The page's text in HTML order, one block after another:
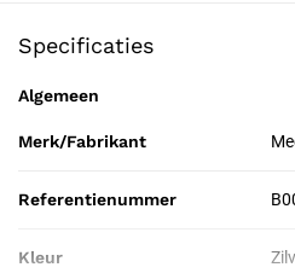
Specificaties
Algemeen
Merk/Fabrikant
Referentienummer
Kleur